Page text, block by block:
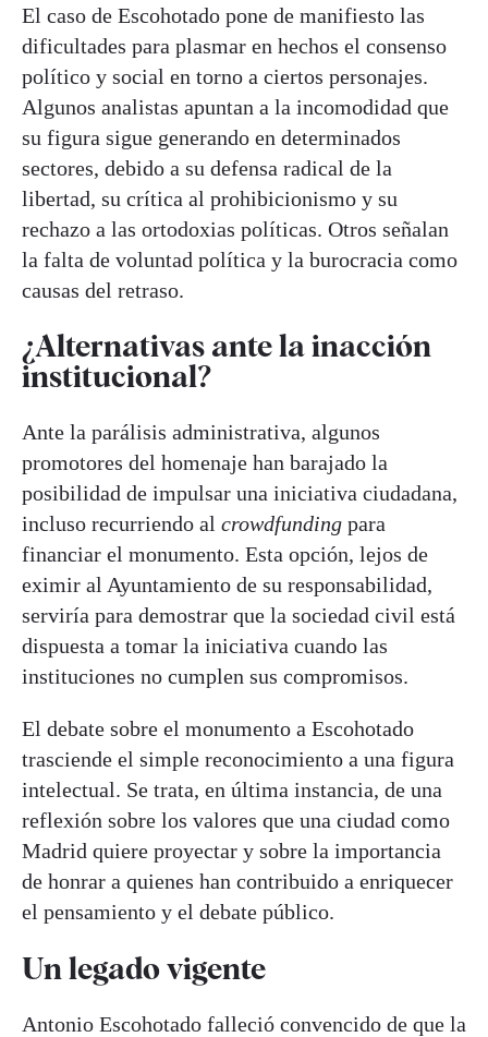
El caso de Escohotado pone de manifiesto las
dificultades para plasmar en hechos el consenso
político y social en torno a ciertos personajes.
Algunos analistas apuntan a la incomodidad que
su figura sigue generando en determinados
sectores, debido a su defensa radical de la
libertad, su crítica al prohibicionismo y su
rechazo a las ortodoxias políticas. Otros señalan
la falta de voluntad política y la burocracia como
causas del retraso.
¿Alternativas ante la inacción
institucional?
Ante la parálisis administrativa, algunos
promotores del homenaje han barajado la
posibilidad de impulsar una iniciativa ciudadana,
incluso recurriendo al crowdfunding para
financiar el monumento. Esta opción, lejos de
eximir al Ayuntamiento de su responsabilidad,
serviría para demostrar que la sociedad civil está
dispuesta a tomar la iniciativa cuando las
instituciones no cumplen sus compromisos.
El debate sobre el monumento a Escohotado
trasciende el simple reconocimiento a una figura
intelectual. Se trata, en última instancia, de una
reflexión sobre los valores que una ciudad como
Madrid quiere proyectar y sobre la importancia
de honrar a quienes han contribuido a enriquecer
el pensamiento y el debate público.
Un legado vigente
Antonio Escohotado falleció convencido de que la